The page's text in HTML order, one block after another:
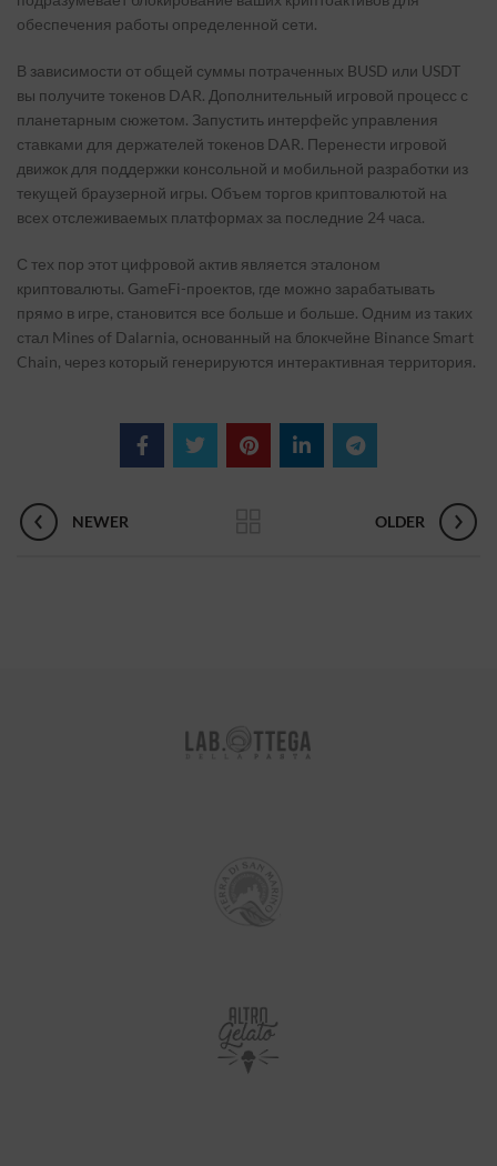
обеспечения работы определенной сети.
В зависимости от общей суммы потраченных BUSD или USDT
вы получите токенов DAR. Дополнительный игровой процесс с
планетарным сюжетом. Запустить интерфейс управления
ставками для держателей токенов DAR. Перенести игровой
движок для поддержки консольной и мобильной разработки из
текущей браузерной игры. Объем торгов криптовалютой на
всех отслеживаемых платформах за последние 24 часа.
С тех пор этот цифровой актив является эталоном
криптовалюты. GameFi-проектов, где можно зарабатывать
прямо в игре, становится все больше и больше. Одним из таких
стал Mines of Dalarnia, основанный на блокчейне Binance Smart
Chain, через который генерируются интерактивная территория.
NEWER OLDER